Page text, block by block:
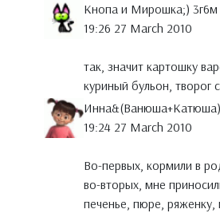
Кнопа и Мирошка;) 3г6м
19:26 27 March 2010
так, значит картошку
куриный бульон,
Инна&(Ванюша+Катюша)
19:24 27 March 2010
Во-первых, кормили в
во-вторых, мне
печенье, пюре, ряженку,